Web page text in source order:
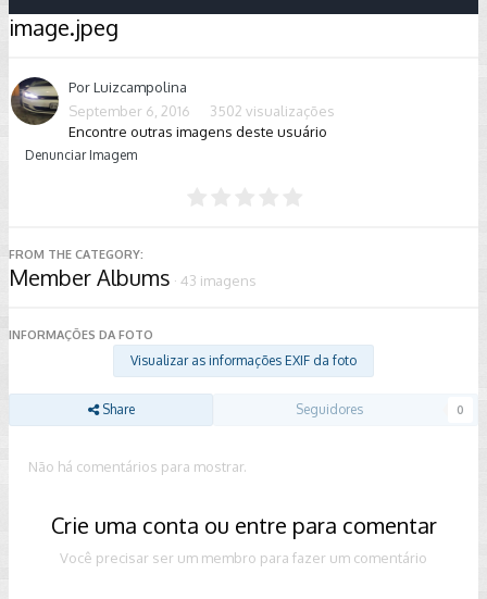
image.jpeg
PorLuizcampolina
September 6, 2016
3502 visualizações
Encontre outras imagens deste usuário
Denunciar Imagem
FROM THE CATEGORY:
Member Albums · 43 imagens
INFORMAÇÕES DA FOTO
Visualizar as informações EXIF da foto
Share Seguidores 0
Não há comentários para mostrar.
Crie uma conta ou entre para comentar
Você precisar ser um membro para fazer um comentário